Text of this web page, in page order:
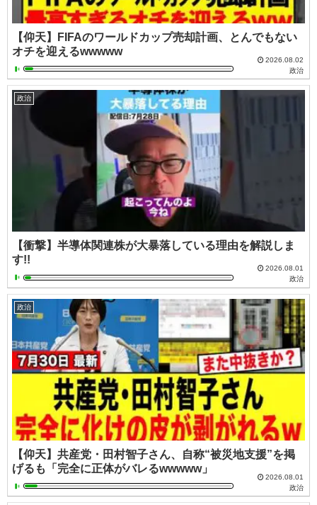
【仰天】FIFAのワールドカップ売却計画、とんでもない
オチを迎えるwwwww
2026.08.02
政治
政治
【衝撃】半導体関連株が大暴落している理由を解説しま
す!!
2026.08.01
政治
政治
【仰天】共産党・田村智子さん、自称“被災地支援”を掲
げるも「完全に正体がバレるwwwww」
2026.08.01
政治